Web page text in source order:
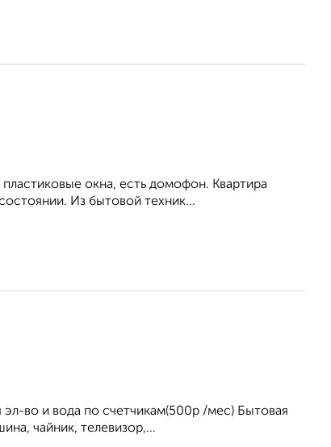
окна, есть домофон. Квартира
Из бытовой техник...
во и вода по счетчикам(500р /мес) Бытовая
чайник, телевизор,...